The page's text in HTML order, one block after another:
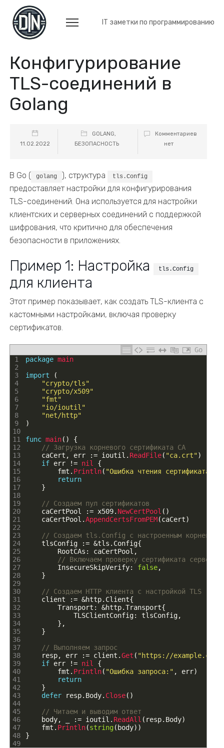
IT заметки по программированию
Конфигурирование
TLS-соединений в
Golang
11.02.2022
GOLANG,
БЕЗОПАСНОСТЬ
Комментариев
нет
В Go ( golang ), структура tls.Config
предоставляет настройки для конфигурирования
TLS-соединений. Она используется для настройки
клиентских и серверных соединений с поддержкой
шифрования, что критично для обеспечения
безопасности в приложениях.
Пример 1: Настройка tls.Config
для клиента
Этот пример показывает, как создать TLS-клиента с
кастомными настройками, включая проверку
сертификатов.
Go
1
2
3
4
5
6
7
8
9
10
11
12
13
14
15
16
17
18
19
20
21
22
23
24
25
26
27
28
29
30
31
32
33
34
35
36
37
38
39
40
41
42
43
44
45
46
47
48
49
package main
import
(
"crypto/tls"
"crypto/x509"
"fmt"
"io/ioutil"
"net/http"
)
func main( )
{
// Загрузка корневого сертификата CA
caCert , err := ioutil . ReadFile( "ca.crt")
if err != nil
{
fmt . Println( "Ошибка чтения сертификата
return
}
// Создаем пул сертификатов
caCertPool
:= x509. NewCertPool ( )
caCertPool .AppendCertsFromPEM(caCert)
// Создаем tls.Config с настроенным корневым
tlsConfig
:= &tls . Config{
RootCAs : caCertPool ,
// Включаем проверку сертификата сервера
InsecureSkipVerify: false,
}
// Создаем HTTP клиента с настройкой TLS
client
:= &http. Client{
Transport : &http.Transport{
TLSClientConfig: tlsConfig,
} ,
}
// Выполняем запрос
resp, err := client .Get ( "https://example.com"
if err != nil
{
fmt . Println( "Ошибка запроса:" , err)
return
}
defer
resp. Body. Close( )
// Читаем и выводим ответ
body, := ioutil . ReadAll ( resp. Body)
fmt . Println(string( body) )
}